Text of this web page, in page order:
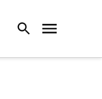
Открыть поиск